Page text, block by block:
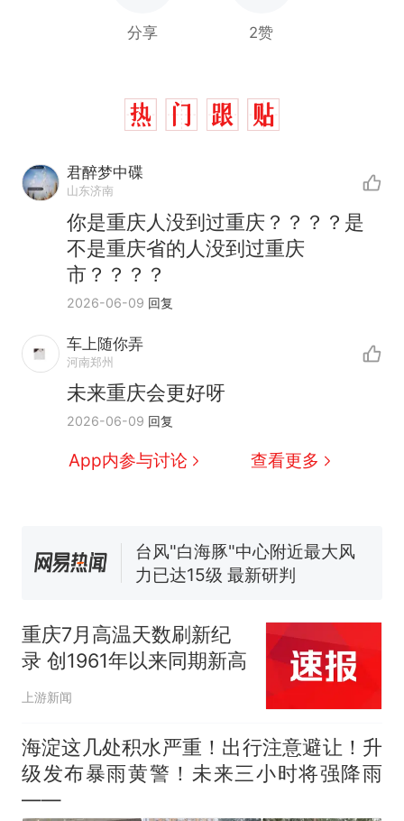
分享 2赞
君醉梦中碟
山东济南
你是重庆人没到过重庆？？？？是
不是重庆省的人没到过重庆
市？？？？
2026-06-09 回复
车上随你弄
河南郑州
未来重庆会更好呀
2026-06-09 回复
App内参与讨论 查看更多
热 那个在床头放菜刀的女孩，
因老师一句“跟我回家”改写了
人生
号，仅凭视频评出？中国烹饪
协会回应
美国渔民钓获鲨鱼徒手将其拽
回大海 目击者直呼震惊 （视频
来源：参考消息）
笔试第一被第二名传话劝弃考
已叫停招聘，成立调查组全面
核查
台风"白海豚"中心附近最大风
力已达15级 最新研判
因老师一句“跟我回家”改写了
人生
重庆7月高温天数刷新纪
录 创1961年以来同期新高
上游新闻
海淀这几处积水严重！出行注意避让！升
级发布暴雨黄警！未来三小时将强降雨
——